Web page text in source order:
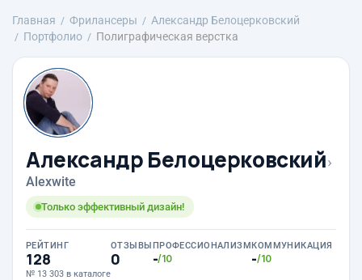
Главная Фрилансеры
Александр Белоцерковский
Портфолио
Полиграфическая верстка
Александр Белоцерковский›
Alexwite
Только эффективный дизайн!
РЕЙТИНГ
128
№ 13 303 в каталоге
ОТЗЫВЫ
0
ПРОФЕССИОНАЛИЗМ
-/10
КОММУНИКАЦИЯ
-/10